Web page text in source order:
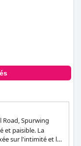
Road, Spurwing
et paisible. La
sur l'intimité et la